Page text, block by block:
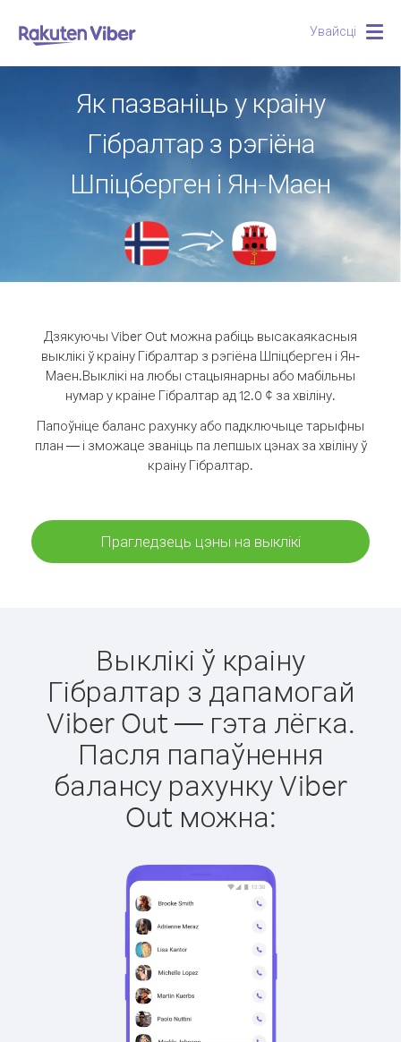
Увайсці
Як пазваніць у краіну
Гібралтар з рэгіёна
Шпіцберген і Ян-Маен
Дзякуючы Viber Out можна рабіць высакаякасныя
выклікі ў краіну Гібралтар з рэгіёна Шпіцберген і Ян-
Маен.Выклікі на любы стацыянарны або мабільны
нумар у краіне Гібралтар ад 12.0 ¢ за хвіліну.
Папоўніце баланс рахунку або падключыце тарыфны
план — і зможаце званіць па лепшых цэнах за хвіліну ў
краіну Гібралтар.
Прагледзець цэны на выклікі
Выклікі ў краіну
Гібралтар з дапамогай
Viber Out — гэта лёгка.
Пасля папаўнення
балансу рахунку Viber
Out можна: